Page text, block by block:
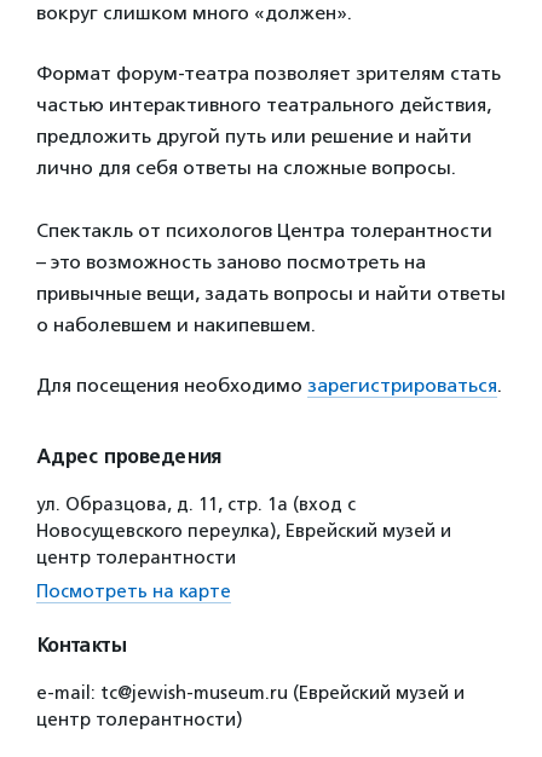
вокруг слишком много «должен».
Формат форум-театра позволяет зрителям стать
частью интерактивного театрального действия,
предложить другой путь или решение и найти
лично для себя ответы на сложные вопросы.
Спектакль от психологов Центра толерантности
– это возможность заново посмотреть на
привычные вещи, задать вопросы и найти ответы
о наболевшем и накипевшем.
Для посещения необходимо зарегистрироваться.
Адрес проведения
ул. Образцова, д. 11, стр. 1а (вход с
Новосущевского переулка), Еврейский музей и
центр толерантности
Посмотреть на карте
Контакты
e-mail: tc@jewish-museum.ru (Еврейский музей и
центр толерантности)